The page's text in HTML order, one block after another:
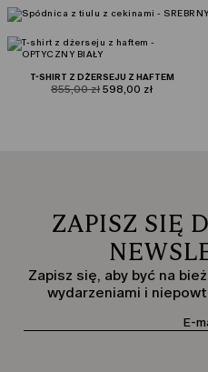
T-SHIRT Z DŻERSEJU Z HAFTEM
product.price.original
855,00 zł product.price.sale
598,00 zł
ZAPISZ SIĘ
Zapisz się, aby być na
wydarzeniami i